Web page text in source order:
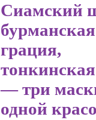
Сиамский
бурманская
грация,
— три
одной